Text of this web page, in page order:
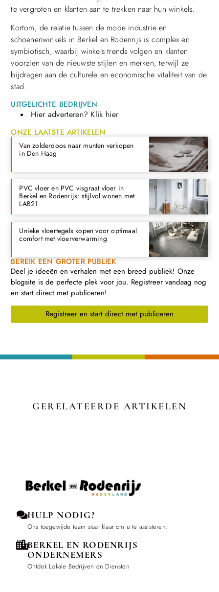
te vergroten en klanten aan te trekken naar hun winkels.
Kortom, de relatie tussen de mode industrie en
schoenenwinkels in Berkel en Rodenrijs is complex en
symbiotisch, waarbij winkels trends volgen en klanten
voorzien van de nieuwste stijlen en merken, terwijl ze
bijdragen aan de culturele en economische vitaliteit van de
stad.
UITGELICHTE BEDRIJVEN
Hier adverteren? Klik hier
ONZE LAATSTE ARTIKELEN
Van zolderdoos naar munten verkopen
in Den Haag
PVC vloer en PVC visgraat vloer in
Berkel en Rodenrijs: stijlvol wonen met
LAB21
Unieke vloertegels kopen voor optimaal
comfort met vloerverwarming
BEREIK EEN GROTER PUBLIEK
Deel je ideeën en verhalen met een breed publiek! Onze
blogsite is de perfecte plek voor jou. Registreer vandaag nog
en start direct met publiceren!
Registreer en start direct met publiceren
GERELATEERDE ARTIKELEN
HULP NODIG?
Ons toegewijde team staat klaar om u te assisteren.
BERKEL EN RODENRIJS
ONDERNEMERS
Ontdek Lokale Bedrijven en Diensten